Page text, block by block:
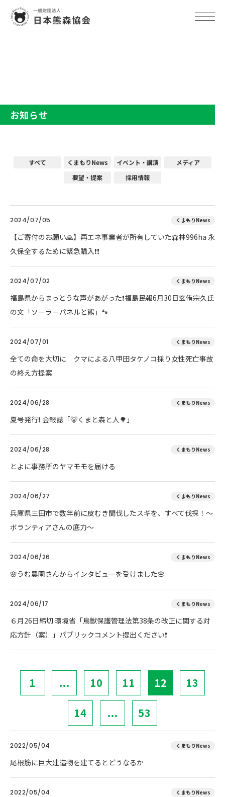
お知らせ
すべて くまもりNews イベント・講演
メディア
要望・提案
採用情報
2024/07/05 くまもりNews
【ご寄付のお願い🙏】再エネ事業者が所有していた森林996ha 永
久保全するために緊急購入❗❗
2024/07/02 くまもりNews
福島県からまっとうな声があがった❗福島民報6月30日玄侑宗久氏
の文「ソーラーパネルと熊」🐾
2024/07/01 くまもりNews
全ての命を大切に クマによる八甲田タケノコ採り女性死亡事故
の終え方提案
2024/06/28 くまもりNews
夏号発行❗️ 会報誌「🐻くまと森と人🌳」
2024/06/28 くまもりNews
とよに事務所のヤマモモを届ける
2024/06/27 くまもりNews
兵庫県三田市で数年前に皮むき間伐したスギを、すべて伐採！～
ボランティアさんの底力～
2024/06/26 くまもりNews
🌸うむ農園さんからインタビューを受けました🌸
2024/06/17 くまもりNews
６月26日締切 環境省「鳥獣保護管理法第38条の改正に関する対
応方針（案）」パブリックコメント提出ください❗
1 ... 10 11 12 13
14 ... 53
2022/05/04 くまもりNews
尾根筋に巨大建造物を建てるとどうなるか
2022/05/04 くまもりNews